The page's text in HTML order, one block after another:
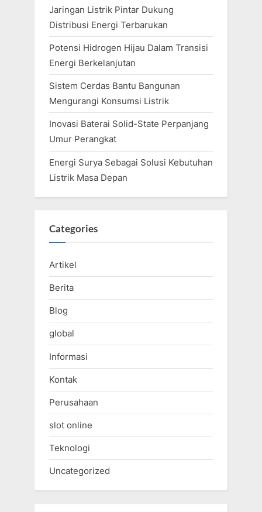
Jaringan Listrik Pintar Dukung
Distribusi Energi Terbarukan
Potensi Hidrogen Hijau Dalam Transisi
Energi Berkelanjutan
Sistem Cerdas Bantu Bangunan
Mengurangi Konsumsi Listrik
Inovasi Baterai Solid-State Perpanjang
Umur Perangkat
Energi Surya Sebagai Solusi Kebutuhan
Listrik Masa Depan
Categories
Artikel
Berita
Blog
global
Informasi
Kontak
Perusahaan
slot online
Teknologi
Uncategorized